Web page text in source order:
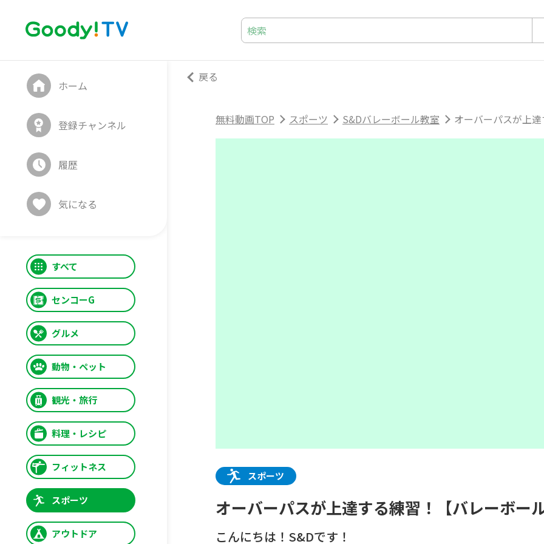
ホーム
登録チャンネル
履歴
気になる
すべて
センコーG
グルメ
動物・ペット
観光・旅行
料理・レシピ
フィットネス
スポーツ
アウトドア
戻る
無料動画TOP スポーツ S&Dバレーボール教室 オーバーパスが上
スポーツ
オーバーパスが上達する練習！【バレーボー
こんにちは！S&Dです！